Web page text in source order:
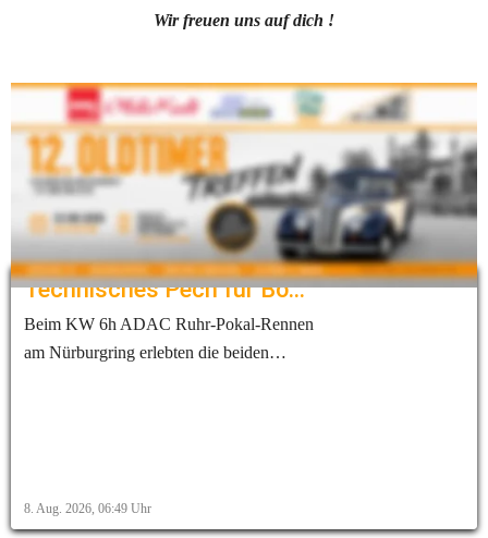
Wir freuen uns auf dich !
Alle Infos zum Treffen findest mit Klick aufs Bild
Aktuelles
Technisches Pech für Bohrer und Leuchter beim NLS-6h-Rennen
Beim KW 6h ADAC Ruhr-Pokal-Rennen
am Nürburgring erlebten die beiden
Nürburgring Langstrecken-Serie ein
8. Aug. 2026, 06:49 Uhr